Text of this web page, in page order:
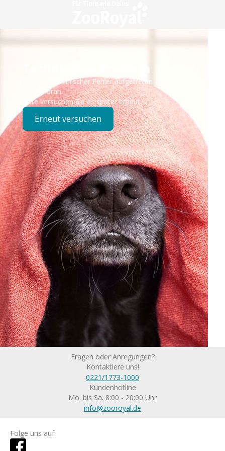
Technisches Problem
Es ist ein technischer Fehler aufgetreten – wir sind
bereits dran.
Bitte versuchen Sie es später erneut.
Erneut versuchen
Fragen oder Anregungen?
Kontaktiere uns!
0221/1773-1000
Kundenhotline
Mo. bis Sa. 8:00 - 20:00 Uhr
info@zooroyal.de
Folge uns auf: